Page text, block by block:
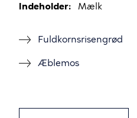
Indeholder Mælk
Fuldkornsrisengrød
Æblemos